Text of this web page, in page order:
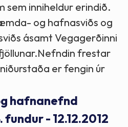
sem inniheldur erindið.
og hafnasviðs og
ásamt Vegagerðinni
frestar
er fengin úr
hafnanefnd
- 12.12.2012